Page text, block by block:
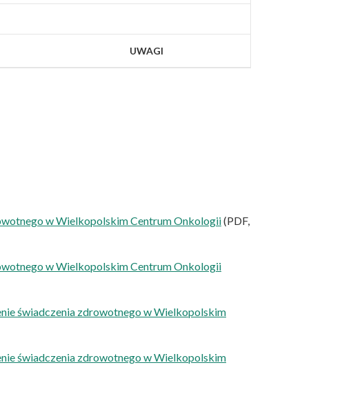
UWAGI
w Wielkopolskim Centrum Onkologii(PDF,
w Wielkopolskim Centrum Onkologii
świadczenia zdrowotnego w Wielkopolskim
świadczenia zdrowotnego w Wielkopolskim